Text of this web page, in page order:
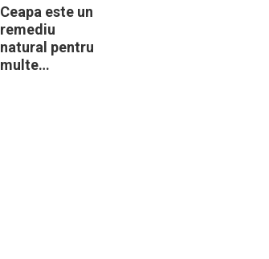
când începem
să mâncăm
câte două
ouă în fiecare
Ceapa este un
remediu
natural pentru
multe